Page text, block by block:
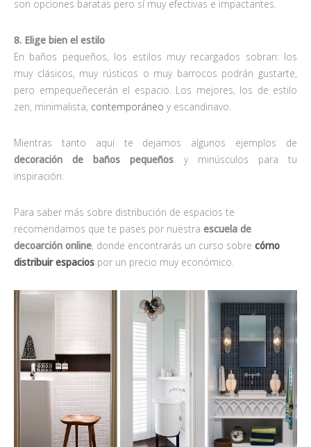
son opciones baratas pero sí muy efectivas e impactantes.
8. Elige bien el estilo
En baños pequeños, los estilos muy recargados sobran: los
muy clásicos, muy rústicos o muy barrocos podrán gustarte,
pero empequeñecerán el espacio. Los mejores, los de estilo
zen, minimalista, contemporáneo y escandinavo.
Mientras tanto aquí te dejamos algunos ejemplos de
decoración de baños pequeños y minúsculos para tu
inspiración.
Para saber más sobre distribución de espacios te
recomendamos que te pases por nuestra escuela de
decoarción online, donde encontrarás un curso sobre cómo
distribuir espacios por un precio muy económico.